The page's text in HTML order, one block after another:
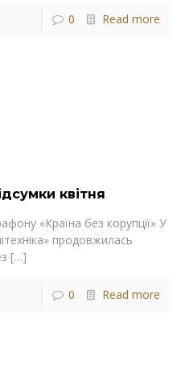
0 Read more
квітня
«Країна без корупції» У
продовжилась
[…]
0 Read more